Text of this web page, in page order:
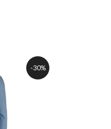
-30%